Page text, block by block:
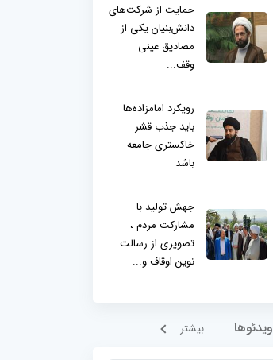
حمایت از شرکت‌های
دانش‌بنیان یکی از
مصادیق عینی
وقف...
رویکرد امامزاده‌ها
باید جذب قشر
خاکستری جامعه
باشد
جهش تولید با
مشارکت مردم ،
تصویری از رسالت
نوین اوقاف و...
ویدئوها بيشتر